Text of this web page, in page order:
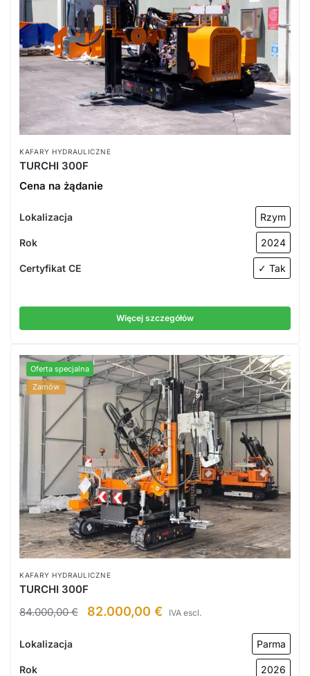
KAFARY HYDRAULICZNE
TURCHI 300F
Cena na żądanie
Lokalizacja Rzym
Rok 2024
Certyfikat CE ✓ Tak
Więcej szczegółów
Oferta specjalna
Zamów
KAFARY HYDRAULICZNE
TURCHI 300F
84.000,00€ 82.000,00 € IVA escl.
Lokalizacja Parma
Rok 2026